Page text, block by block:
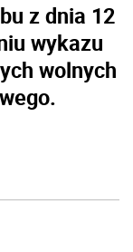
z dnia 12
wykazu
wolnych